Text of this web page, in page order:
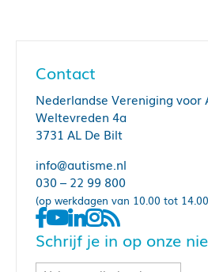
Contact
Nederlandse Vereniging voor
Weltevreden 4a
3731 AL De Bilt
info@autisme.nl
030 – 22 99 800
(op werkdagen van 10.00 tot
Schrijf je in op onze